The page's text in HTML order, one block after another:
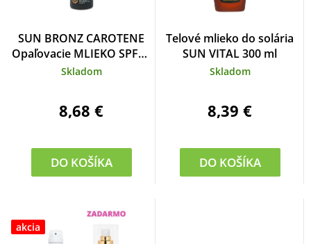
SUN BRONZ CAROTENE
Opaľovacie MLIEKO SPF30
150 ml
Skladom
8,68 €
DO KOŠÍKA
Telové mlieko do solária
SUN VITAL 300 ml
Skladom
8,39 €
DO KOŠÍKA
akcia